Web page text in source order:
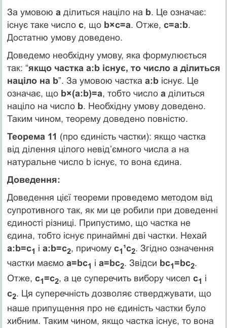
За умовою а ділиться націло на b. Це означає:
існує таке число с, що b×с=а. Отже, с=а:b.
Достатню умову доведено.
Доведемо необхідну умову, яка формулюється
так: “якщо частка а:b існує, то число а ділиться
націло на b”. За умовою частка а:bіснує. Це
означає, що b×(а:b)=а, тобто число а ділиться
націло на число b. Необхідну умову доведено.
Таким чином, теорему доведено повністю.
Теорема 11 (про єдиність частки): якщо частка
від ділення цілого невід’ємного числа а на
натуральне число b існує, то вона єдина.
Доведення:
Доведення цієї теореми проведемо методом від
супротивного так, як ми це робили при доведенні
єдиності різниці. Припустимо, що частка не
єдина, тобто існує принаймні дві частки. Нехай
а:b=с1 і а:b=с2, причому с1¹с2. Згідно означення
частки маємо а=bс1 і а=bс2. Звідси bс1=bс2.
Отже, с1=с2, а це суперечить вибору чисел с1 і
с2. Ця суперечність дозволяє стверджувати, що
наше припущення про не єдиність частки було
хибним. Таким чином, якщо частка існує, то вона